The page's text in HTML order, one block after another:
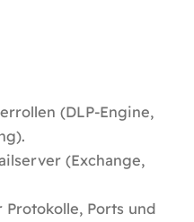
(DLP-Engine,
(Exchange,
Ports und